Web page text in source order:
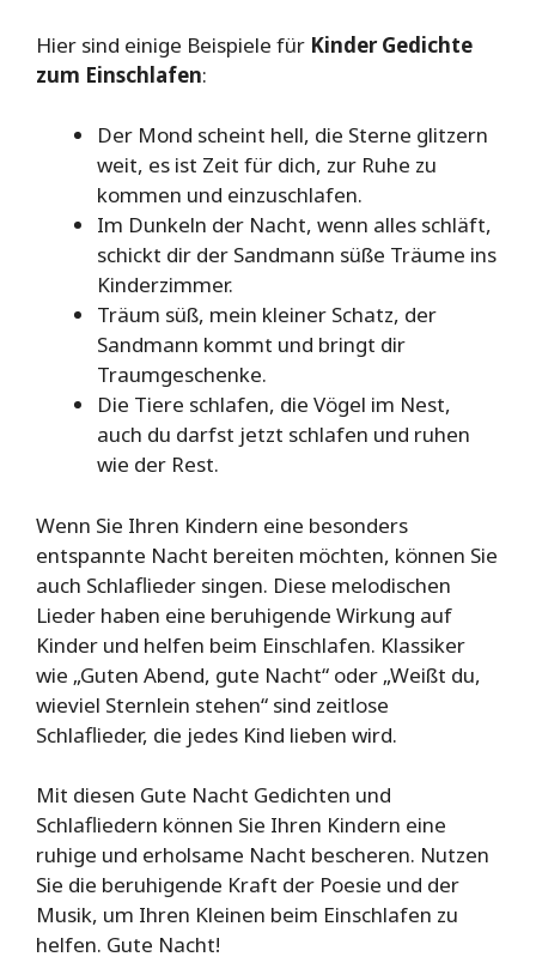
Hier sind einige Beispiele für Kinder Gedichte
zum Einschlafen:
Der Mond scheint hell, die Sterne glitzern
weit, es ist Zeit für dich, zur Ruhe zu
kommen und einzuschlafen.
Im Dunkeln der Nacht, wenn alles schläft,
schickt dir der Sandmann süße Träume ins
Kinderzimmer.
Träum süß, mein kleiner Schatz, der
Sandmann kommt und bringt dir
Traumgeschenke.
Die Tiere schlafen, die Vögel im Nest,
auch du darfst jetzt schlafen und ruhen
wie der Rest.
Wenn Sie Ihren Kindern eine besonders
entspannte Nacht bereiten möchten, können Sie
auch Schlaflieder singen. Diese melodischen
Lieder haben eine beruhigende Wirkung auf
Kinder und helfen beim Einschlafen. Klassiker
wie „Guten Abend, gute Nacht“ oder „Weißt du,
wieviel Sternlein stehen“ sind zeitlose
Schlaflieder, die jedes Kind lieben wird.
Mit diesen Gute Nacht Gedichten und
Schlafliedern können Sie Ihren Kindern eine
ruhige und erholsame Nacht bescheren. Nutzen
Sie die beruhigende Kraft der Poesie und der
Musik, um Ihren Kleinen beim Einschlafen zu
helfen. Gute Nacht!